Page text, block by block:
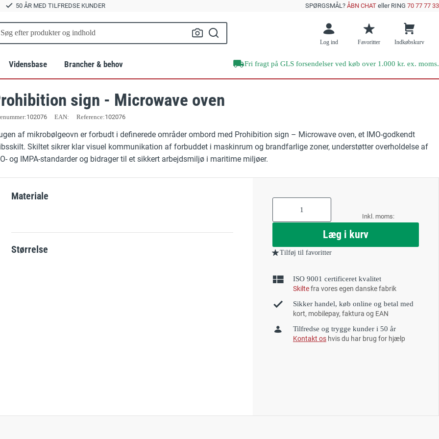
50 ÅR MED TILFREDSE KUNDER SPØRGSMÅL? ÅBN CHATeller RING 70 77 77 33
Log ind Favoritter Indkøbskurv
BR18 Brandskilte
Byggepladsskilte
Hold afstand og smitte værnemidler
Relaterede emner
Hvorfor vælge efterlysende skilte?
GRATIS EBOG: Undgå disse 10 kritiske fejl ved sikkerhedsskiltning
GRATIS E-BOG
kritiske fejl med
Læs mere
Vidensbase
Standarder
Grafiske services
Supernova+
Brancher & behov
Landbrug
Byggeri og anlæg
Transport
Veje og vejarbejde
Skibe og færger
Fri fragt på GLS forsendelser ved køb over 1.000 kr. ex. moms.
sign - Microwave oven
102076 EAN: Reference:102076
af mikrobølgeovn er forbudt i definerede områder ombord med Prohibition sign – Microwave oven, et IMO-godkendt
Skiltet sikrer klar visuel kommunikation af forbuddet i maskinrum og brandfarlige zoner, understøtter overholdelse af
og IMPA-standarder og bidrager til et sikkert arbejdsmiljø i maritime miljøer.
Materiale
Størrelse
low
Læg i kurv
Tilføj til favoritter
ISO 9001 certificeret kvalitet
Skiltefra vores egen danske fabrik
Sikker handel, køb online og betal med
kort, mobilepay, faktura og EAN
Tilfredse og trygge kunder i 50 år
Kontakt os hvis du har brug for hjælp